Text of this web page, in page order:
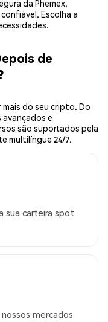
da Phemex,
Escolha a
de
mais do seu cripto. Do
e
são suportados pela
multilíngue 24/7.
sua carteira spot
mercados